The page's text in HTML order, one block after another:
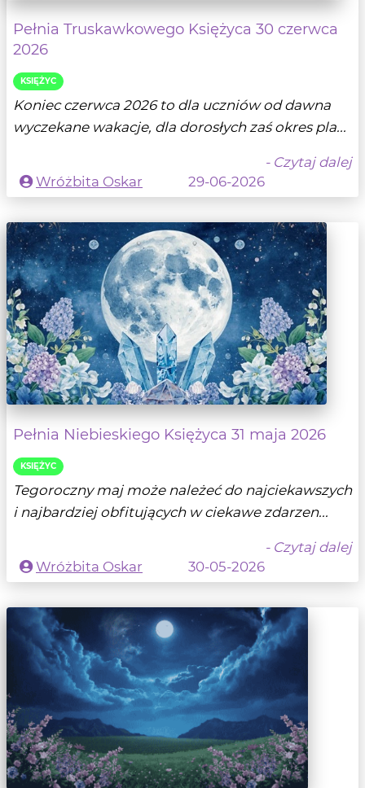
Pełnia Truskawkowego Księżyca 30 czerwca
2026
KSIĘŻYC
Koniec czerwca 2026 to dla uczniów od dawna
wyczekane wakacje, dla dorosłych zaś okres pla...
- Czytaj dalej
Wróżbita Oskar
29-06-2026
Pełnia Niebieskiego Księżyca 31 maja 2026
KSIĘŻYC
Tegoroczny maj może należeć do najciekawszych
i najbardziej obfitujących w ciekawe zdarzen...
- Czytaj dalej
Wróżbita Oskar
30-05-2026